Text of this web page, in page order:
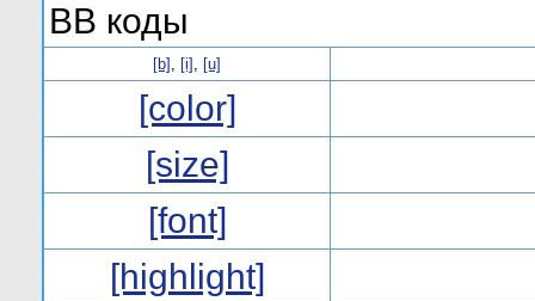
BB коды
[b] , [i] , [u]
[color]
[size]
[font]
[highlight]